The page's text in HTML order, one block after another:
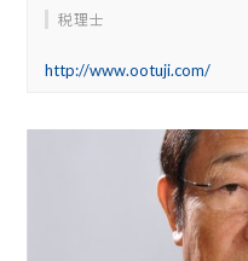
税理士
http://www.ootuji.com/